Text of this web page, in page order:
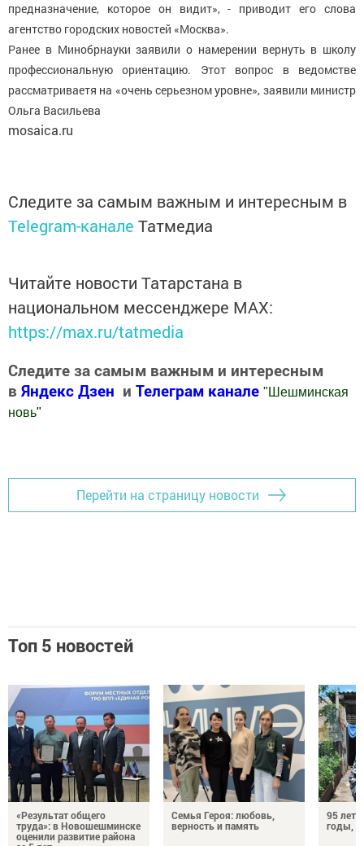
предназначение, которое он видит», - приводит его слова
агентство городских новостей «Москва».
Ранее в Минобрнауки заявили о намерении вернуть в школу
профессиональную ориентацию. Этот вопрос в ведомстве
рассматриваетя на «очень серьезном уровне», заявили министр
Ольга Васильева
mosaica.ru
Следите за самым важным и интересным в
Telegram-канале Татмедиа
Читайте новости Татарстана в
национальном мессенджере MАХ:
https://max.ru/tatmedia
Следите за самым важным и интересным
в Яндекс Дзен и Телеграм канале " Шешминская
новь"
Перейти на страницу новости
Топ 5 новостей
«Результат общего
труда»: в Новошешминске
оценили развитие района
Семья Героя: любовь,
верность и память
95 лет
годы,